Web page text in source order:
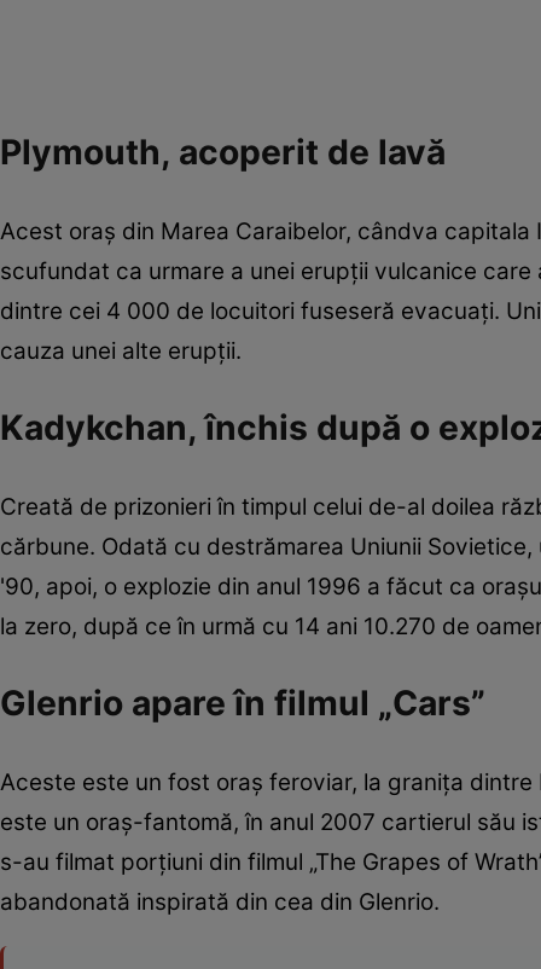
Plymouth, acoperit de lavă
Acest oraş din Marea Caraibelor, cândva
scufundat ca urmare a unei erupţii vulcanice
dintre cei 4 000 de locuitori fuseseră evacuaţi.
cauza unei alte erupţii.
Kadykchan, închis după o
Creată de prizonieri în timpul celui de-al doilea
cărbune. Odată cu destrămarea Uniunii
'90, apoi, o explozie din anul 1996 a făcut ca
la zero, după ce în urmă cu 14 ani 10.270 de
Glenrio apare în filmul „Cars”
Aceste este un fost oraş feroviar, la graniţa
este un oraş-fantomă, în anul 2007 cartierul său
s-au filmat porţiuni din filmul „The Grapes of
abandonată inspirată din cea din Glenrio.